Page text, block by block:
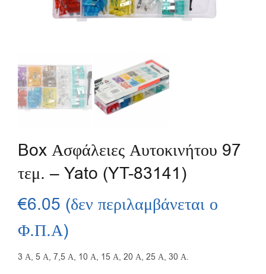
Box Ασφάλειες Αυτοκινήτου 97
τεμ. – Yato (YT-83141)
€6.05 (δεν περιλαμβάνεται ο
Φ.Π.Α)
3 Α, 5 Α, 7,5 Α, 10 Α, 15 Α, 20 Α, 25 Α, 30 Α.